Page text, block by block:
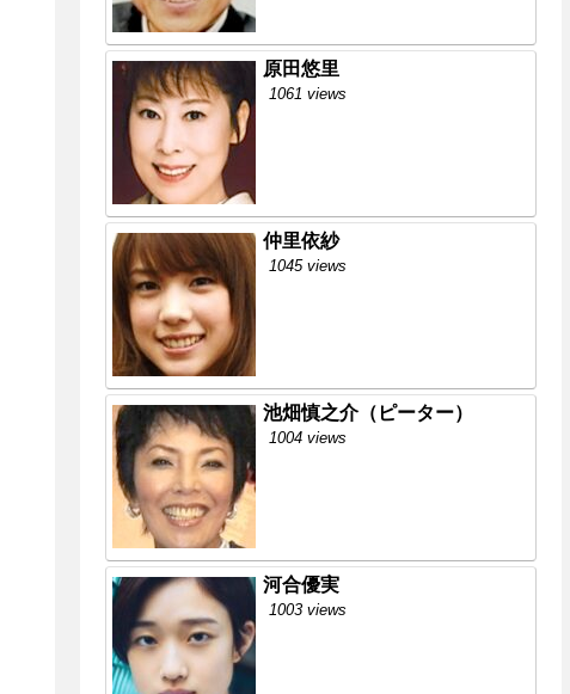
原田悠里
1061 views
仲里依紗
1045 views
池畑慎之介（ピーター）
1004 views
河合優実
1003 views